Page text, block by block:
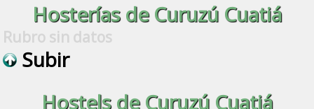
Hosterías de Curuzú Cuatiá
Rubro sin datos
Subir
Hostels de Curuzú Cuatiá